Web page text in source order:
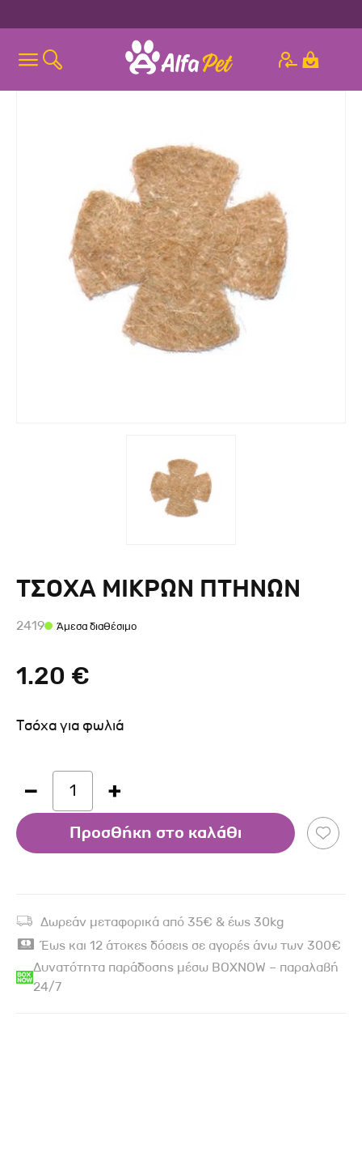
ΤΣΟΧΑ ΜΙΚΡΩΝ ΠΤΗΝΩΝ
2419 Άμεσα διαθέσιμο
1.20 €
Τσόχα για φωλιά
1
Προσθήκη στο καλάθι
Δωρεάν μεταφορικά από 35€ & έως 30kg
Έως και 12 άτοκες δόσεις σε αγορές άνω των 300€
Δυνατότητα παράδοσης μέσω BOXNOW – παραλαβή
24/7